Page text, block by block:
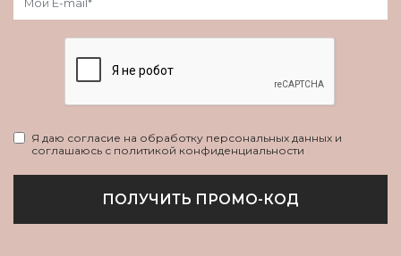
Я даю согласие на обработку персональных данных и
соглашаюсь с политикой конфиденциальности
ПОЛУЧИТЬ ПРОМО-КОД